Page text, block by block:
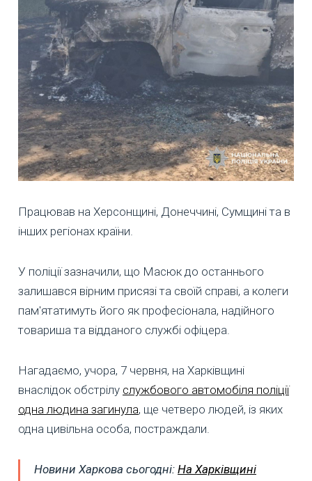
Працював на Херсонщині, Донеччині, Сумщині та в
інших регіонах країни.
У поліції зазначили, що Масюк до останнього
залишався вірним присязі та своїй справі, а колеги
пам'ятатимуть його як професіонала, надійного
товариша та відданого службі офіцера.
Нагадаємо, учора, 7 червня, на Харківщині
внаслідок обстрілу службового автомобіля поліції
одна людина загинула, ще четверо людей, із яких
одна цивільна особа, постраждали.
Новини Харкова сьогодні: На Харківщині